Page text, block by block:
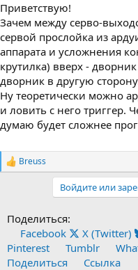
Приветствую!
Зачем между серво-
сервой прослойка из
аппарата и усложнения
крутилка) вверх -
дворник в другую
Ну теоретически можно
и ловить с него триггер.
думаю будет сложнее
Р
и
Breuss
Войдите или
Поделиться:
Facebook
X (Twitter)
Pinterest
Tumblr
Поделиться
Ссылка